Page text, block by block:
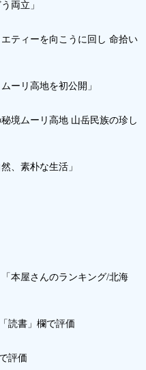
両立」
ティーを向こうに回し 命拾い
ーリ高地を初公開」
境ムーリ高地 山岳民族の珍し
、素朴な生活」
本屋さんのランキング/北海
読書」欄で評価
評価